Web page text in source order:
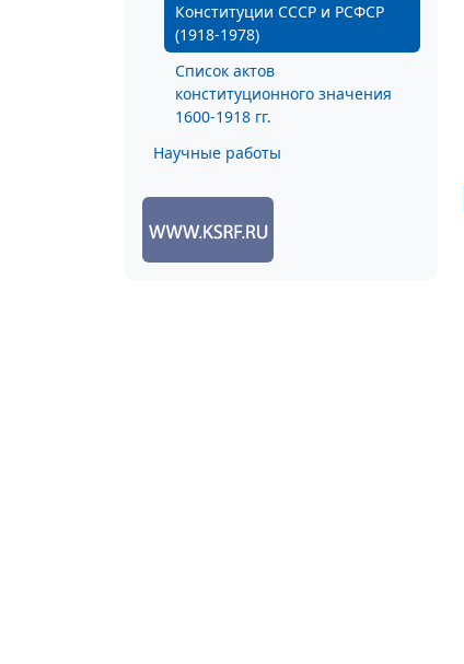
Конституции СССР и РСФСР
(1918-1978)
Список актов
конституционного значения
1600-1918 гг.
Научные работы